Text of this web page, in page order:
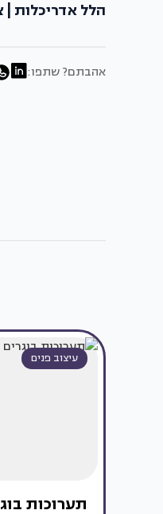
הלל אדריכלות |
אהבתם? שתפו:
עיצוב פנים
תערוכות בוגרים 2011 -